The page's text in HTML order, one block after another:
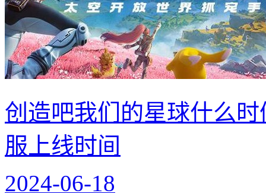
创造吧我们的星球什么
服上线时间
2024-06-18